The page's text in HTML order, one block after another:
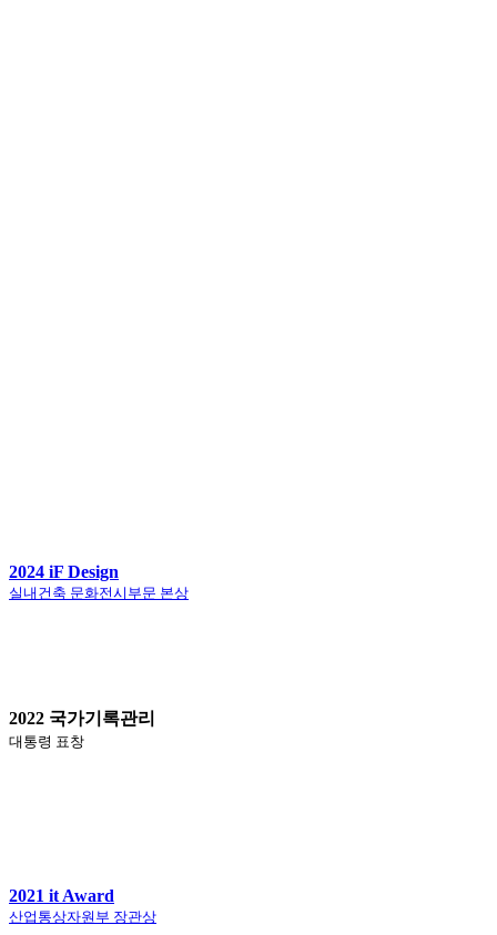
2024 iF Design
실내건축 문화전시부문 본상
2022 국가기록관리
대통령 표창
2021 it Award
산업통상자원부 장관상